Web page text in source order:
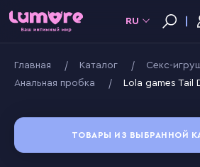
RU
Главная Kаталог
Секс-
Анальная пробка
Lola games Tail
ТОВАРЫ ИЗ ВЫБРАННОЙ